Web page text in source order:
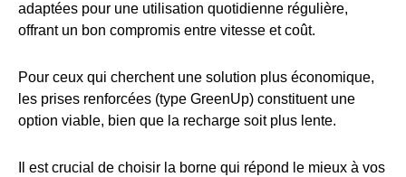
adaptées pour une utilisation quotidienne régulière,
offrant un bon compromis entre vitesse et coût.
Pour ceux qui cherchent une solution plus économique,
les prises renforcées (type GreenUp) constituent une
option viable, bien que la recharge soit plus lente.
Il est crucial de choisir la borne qui répond le mieux à vos